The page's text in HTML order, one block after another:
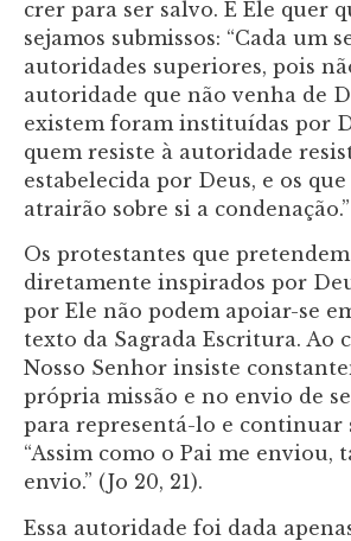
crer para ser salvo. E Ele quer
sejamos submissos: “Cada um
autoridades superiores, pois
autoridade que não venha de
existem foram instituídas por
quem resiste à autoridade
estabelecida por Deus, e os
atrairão sobre si a condenação.”
Os protestantes que
diretamente inspirados por
por Ele não podem apoiar-se
texto da Sagrada Escritura. Ao
Nosso Senhor insiste
própria missão e no envio de
para representá-lo e continuar
“Assim como o Pai me enviou,
envio.” (Jo 20, 21).
Essa autoridade foi dada